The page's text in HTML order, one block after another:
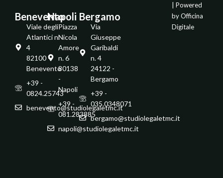
Benevento
Viale degli
Atlantici n.
4
82100 -
Benevento
+39 -
0824.25743
benevento@studiolegaletmc.it
Napoli
Piazza
Nicola
Amore
n. 6
80138
-
Napoli
+39 -
081.283885
napoli@studiolegaletmc.it
Bergamo
Via
Giuseppe
Garibaldi
n. 4
24122 -
Bergamo
+39 -
035.0348071
bergamo@studiolegaletmc.it
| Powered
byOfficina
Digitale